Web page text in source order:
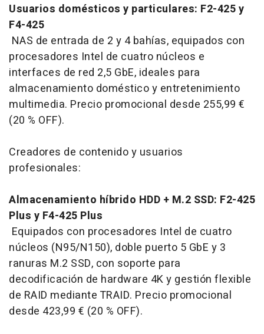
Usuarios domésticos y particulares: F2-425 y
F4-425
NAS de entrada de 2 y 4 bahías, equipados con
procesadores Intel de cuatro núcleos e
interfaces de red 2,5 GbE, ideales para
almacenamiento doméstico y entretenimiento
multimedia. Precio promocional desde 255,99 €
(20 % OFF).
Creadores de contenido y usuarios
profesionales:
Almacenamiento híbrido HDD + M.2 SSD: F2-425
Plus y F4-425 Plus
Equipados con procesadores Intel de cuatro
núcleos (N95/N150), doble puerto 5 GbE y 3
ranuras M.2 SSD, con soporte para
decodificación de hardware 4K y gestión flexible
de RAID mediante TRAID. Precio promocional
desde 423,99 € (20 % OFF).